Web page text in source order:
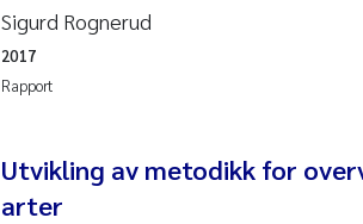
2008
2007
2005
Sigurd Rognerud
Rapport
2017
Utvikling av metodikk for
arter